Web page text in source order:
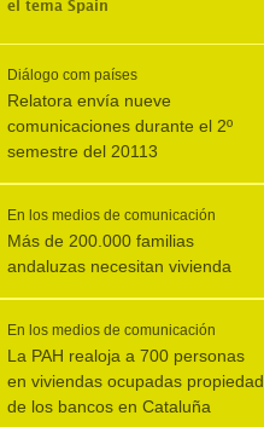
el tema Spain
Diálogo com países
Relatora envía nueve
comunicaciones durante el 2º
semestre del 20113
En los medios de comunicación
Más de 200.000 familias
andaluzas necesitan vivienda
En los medios de comunicación
La PAH realoja a 700 personas
en viviendas ocupadas propiedad
de los bancos en Cataluña